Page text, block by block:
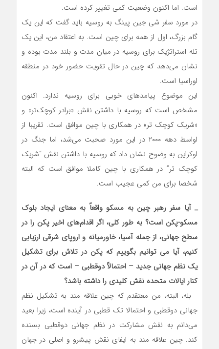
است. اما اکنون وضعیت کمی تغییر کرده است.
در مورد سفر شی جین پینگ به روسیه باید گفت که این یک
گام بزرگ، اول از همه برای چین است. به اعتقاد من، این یک
تله استراتژیک برای روسیه در میان مدت و بلند مدت بوده و
نشان می‌دهد که چین در حال تقویت حضور خود در منطقه
اوراسیا است.
این موضوع پیامدهای خوبی برای روسیه ندارد. اکنون
مشخص است که روسیه با داشتن نقش «برادر کوچک‌تر» و
«شریک کوچک تر» در همکاری با چین موافق است. تقریبا از
اواسط دهه ۲۰۰۰ در این مورد صحبت می‌شد، اما جنگ در
اوکراین به وضوح نشان داد که روسیه با داشتن نقش “شریک
کوچک تر” در همکاری با چین کاملا موافق است که البته
شخصا برای من کمی عجیب است.
_آیا سفر رهبر چین به مسکو واقعاً به معنای ایجاد بلوک
مسکو-پکن است؟ به طور کلی، اگر اقدام‌های اخیر پکن را در
سطح جهانی، از جمله آسیا، خاورمیانه و اروپای شرقی ارزیابی
کنیم، آیا می توانیم بگوییم که پکن در تلاش برای تشکیل
یک نظم جهانی جدید – احتمالاً دوقطبی – است که در آن در
کنار ایالات متحده نقش کلیدی را داشته باشد؟
_ بله، البته، من معتقدم که چین علاقه مند به تشکیل نظم
جهانی دوقطبی و احتمالا تک قطبی در آینده است، زیرا بعید
می‌دانم به نقش مشارکت در نظم جهانی دوقطبی بسنده
کند. چین علاقه مند به ایفای نقش پیشرو و اصلی در جهان